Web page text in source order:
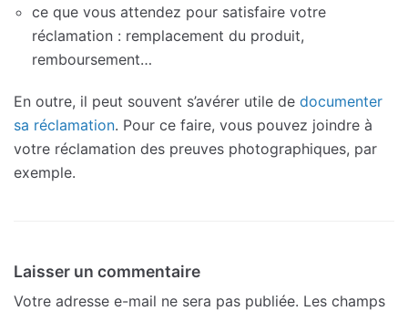
ce que vous attendez pour satisfaire votre
réclamation : remplacement du produit,
remboursement…
En outre, il peut souvent s’avérer utile de documenter
sa réclamation. Pour ce faire, vous pouvez joindre à
votre réclamation des preuves photographiques, par
exemple.
Laisser un commentaire
Votre adresse e-mail ne sera pas publiée. Les champs